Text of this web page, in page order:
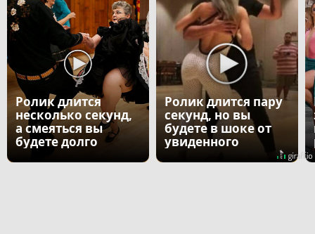
Ролик длится
несколько секунд,
а смеяться вы
будете долго
Ролик длится пару
секунд, но вы
будете в шоке от
увиденного